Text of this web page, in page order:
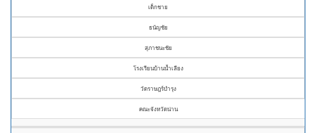
เด็กชาย
ธนัญชัย
สุภาชนะชัย
โรงเรียนบ้านน้ำเลียง
วัดราษฎร์บำรุง
คณะจังหวัดน่าน